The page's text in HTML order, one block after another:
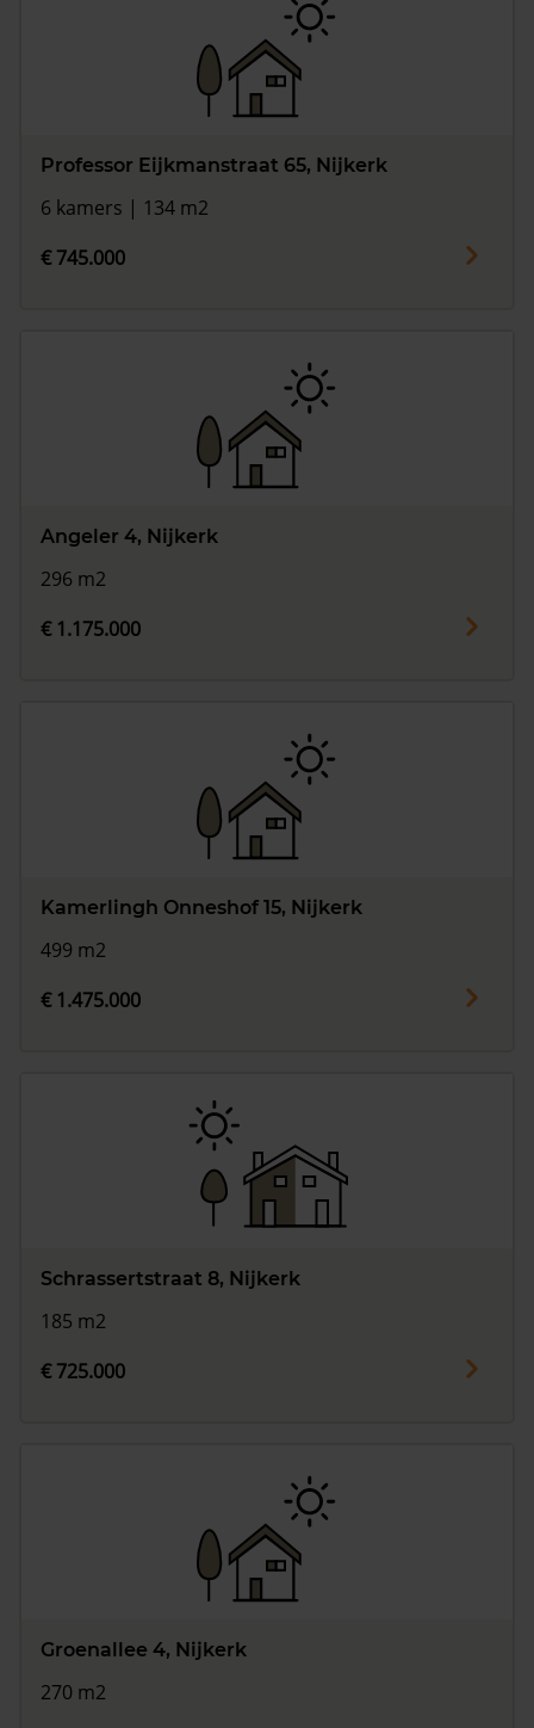
Professor Eijkmanstraat 65, Nijkerk
6 kamers | 134 m2
€ 745.000
Angeler 4, Nijkerk
296 m2
€ 1.175.000
Kamerlingh Onneshof 15, Nijkerk
499 m2
€ 1.475.000
Schrassertstraat 8, Nijkerk
185 m2
€ 725.000
Groenallee 4, Nijkerk
270 m2